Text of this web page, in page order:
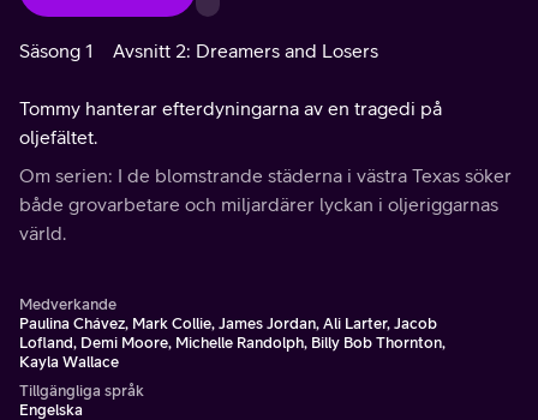
Säsong 1 Avsnitt 2: Dreamers and Losers
Tommy hanterar efterdyningarna av en tragedi på
oljefältet.
Om serien: I de blomstrande städerna i västra Texas söker
både grovarbetare och miljardärer lyckan i oljeriggarnas
värld.
Medverkande
Paulina Chávez, Mark Collie, James Jordan, Ali Larter, Jacob
Lofland, Demi Moore, Michelle Randolph, Billy Bob Thornton,
Kayla Wallace
Tillgängliga språk
Engelska